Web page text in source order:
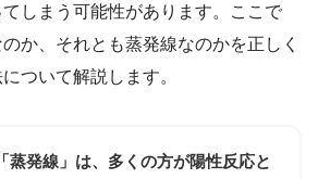
しまう可能性があります。ここで
か、それとも蒸発線なのかを正しく
ついて解説します。
蒸発線」は、多くの方が陽性反応と